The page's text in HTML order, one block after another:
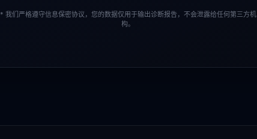
* 我们严格遵守信息保密协议，您的数据仅用于输出诊断报告，不会泄露给任何第三方机
构。